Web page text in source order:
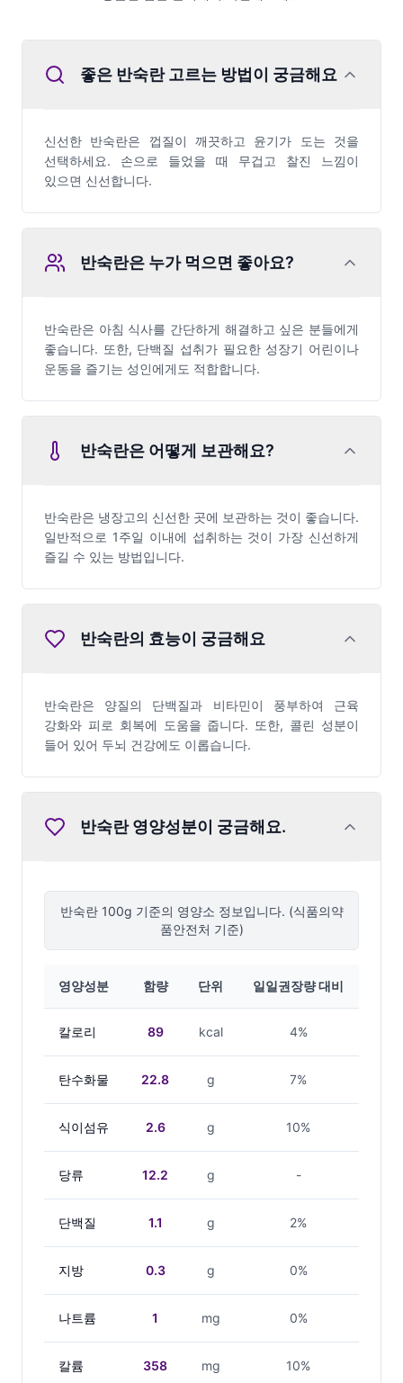
좋은 반숙란 고르는 방법이 궁금해요
신선한 반숙란은 껍질이 깨끗하고 윤기가 도는 것을
선택하세요. 손으로 들었을 때 무겁고 찰진 느낌이
있으면 신선합니다.
반숙란은 누가 먹으면 좋아요?
반숙란은 아침 식사를 간단하게 해결하고 싶은 분들에게
좋습니다. 또한, 단백질 섭취가 필요한 성장기 어린이나
운동을 즐기는 성인에게도 적합합니다.
반숙란은 어떻게 보관해요?
반숙란은 냉장고의 신선한 곳에 보관하는 것이 좋습니다.
일반적으로 1주일 이내에 섭취하는 것이 가장 신선하게
즐길 수 있는 방법입니다.
반숙란의 효능이 궁금해요
반숙란은 양질의 단백질과 비타민이 풍부하여 근육
강화와 피로 회복에 도움을 줍니다. 또한, 콜린 성분이
들어 있어 두뇌 건강에도 이롭습니다.
반숙란영양성분이 궁금해요.
반숙란100g 기준의 영양소 정보입니다. (식품의약
품안전처 기준)
영양성분 함량 단위 일일권장량 대비
칼로리 89 kcal 4%
탄수화물 22.8 g 7%
식이섬유 2.6 g 10%
당류 12.2 g -
단백질 1.1 g 2%
지방 0.3 g 0%
나트륨 1 mg 0%
칼륨 358 mg 10%